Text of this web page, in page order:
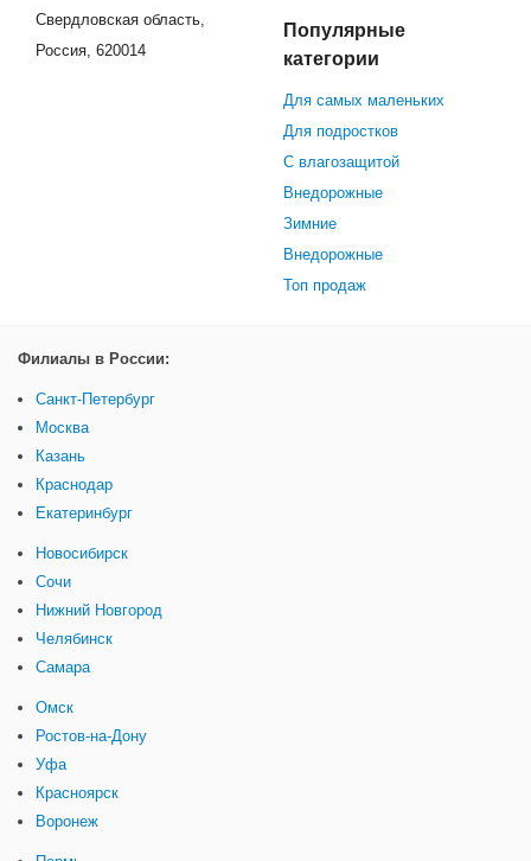
Свердловская область,
Россия, 620014
Популярные
категории
Для самых маленьких
Для подростков
С влагозащитой
Внедорожные
Зимние
Внедорожные
Топ продаж
Филиалы в России:
Санкт-Петербург
Москва
Казань
Краснодар
Екатеринбург
Новосибирск
Сочи
Нижний Новгород
Челябинск
Самара
Омск
Ростов-на-Дону
Уфа
Красноярск
Воронеж